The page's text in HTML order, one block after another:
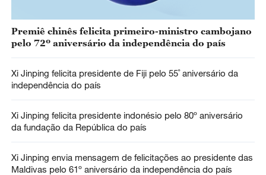
Premiê chinês felicita primeiro-ministro cambojano
pelo 72º aniversário da independência do país
Xi Jinping felicita presidente de Fiji pelo 55˚ aniversário da
independência do país
Xi Jinping felicita presidente indonésio pelo 80º aniversário
da fundação da República do país
Xi Jinping envia mensagem de felicitações ao presidente das
Maldivas pelo 61º aniversário da independência do país